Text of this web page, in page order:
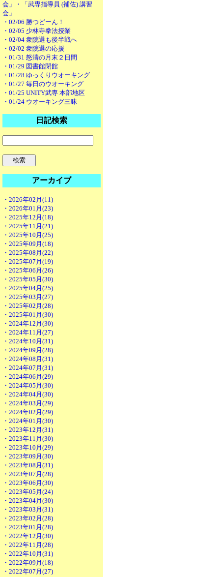
会」・「武専指導員 (補佐) 講習
会」
・02/06 勝つどーん！
・02/05 少林寺拳法授業
・02/04 衆院選も後半戦へ
・02/02 衆院選の応援
・01/31 怒濤の月末２日間
・01/29 図書館閉館
・01/28 ゆっくりウオーキング
・01/27 毎日のウオーキング
・01/25 UNITY武専 本部地区
・01/24 ウオーキング三昧
日記検索
アーカイブ
・2026年02月(11)
・2026年01月(23)
・2025年12月(18)
・2025年11月(21)
・2025年10月(25)
・2025年09月(18)
・2025年08月(22)
・2025年07月(19)
・2025年06月(26)
・2025年05月(30)
・2025年04月(25)
・2025年03月(27)
・2025年02月(28)
・2025年01月(30)
・2024年12月(30)
・2024年11月(27)
・2024年10月(31)
・2024年09月(28)
・2024年08月(31)
・2024年07月(31)
・2024年06月(29)
・2024年05月(30)
・2024年04月(30)
・2024年03月(29)
・2024年02月(29)
・2024年01月(30)
・2023年12月(31)
・2023年11月(30)
・2023年10月(29)
・2023年09月(30)
・2023年08月(31)
・2023年07月(28)
・2023年06月(30)
・2023年05月(24)
・2023年04月(30)
・2023年03月(31)
・2023年02月(28)
・2023年01月(28)
・2022年12月(30)
・2022年11月(28)
・2022年10月(31)
・2022年09月(18)
・2022年07月(27)